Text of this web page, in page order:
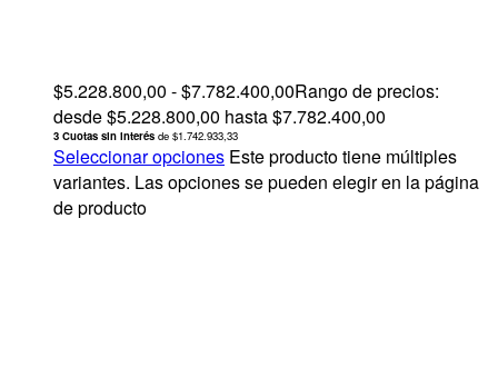
$5.228.800,00 -$7.782.400,00Rango de precios:
desde $5.228.800,00 hasta $7.782.400,00
3 Cuotas sin interés de $1.742.933,33
Seleccionar opciones Este producto tiene múltiples
variantes. Las opciones se pueden elegir en la página
de producto